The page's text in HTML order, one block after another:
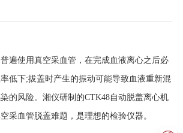
遍使用真空采血管，在完成血液离心之后必
低下;拔盖时产生的振动可能导致血液重新混
的风险。湘仪研制的CTK48自动脱盖离心机
采血管脱盖难题，是理想的检验仪器。